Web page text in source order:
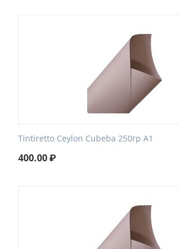
Tintiretto Ceylon Cubeba 250гр А1
400.00₽